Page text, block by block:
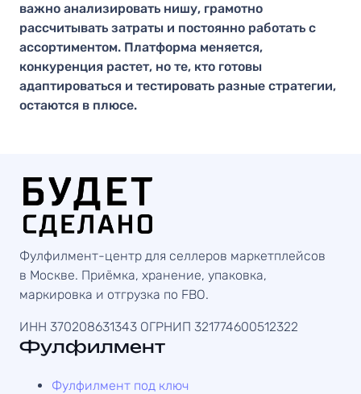
важно анализировать нишу, грамотно
рассчитывать затраты и постоянно работать с
ассортиментом. Платформа меняется,
конкуренция растет, но те, кто готовы
адаптироваться и тестировать разные стратегии,
остаются в плюсе.
Фулфилмент-центр для селлеров маркетплейсов
в Москве. Приёмка, хранение, упаковка,
маркировка и отгрузка по FBO.
ИНН 370208631343 ОГРНИП 321774600512322
Фулфилмент
Фулфилмент под ключ